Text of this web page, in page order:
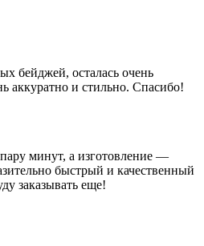
бейджей, осталась очень
аккуратно и стильно. Спасибо!
минут, а изготовление —
быстрый и качественный
заказывать еще!